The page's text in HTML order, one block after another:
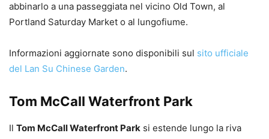
abbinarlo a una passeggiata nel vicino Old Town, al
Portland Saturday Market o al lungofiume.
Informazioni aggiornate sono disponibili sul sito ufficiale
del Lan Su Chinese Garden.
Tom McCall Waterfront Park
Il Tom McCall Waterfront Park si estende lungo la riva